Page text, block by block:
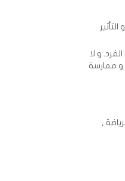
و لا
و ممارسة
,